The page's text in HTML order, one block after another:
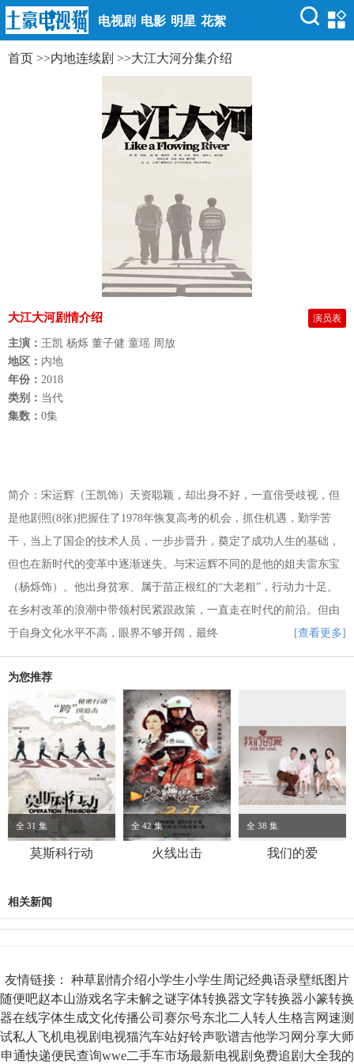
电视剧 电影 明星 花絮
首页 >>内地连续剧 >>大江大河分集介绍
大江大河剧情介绍 演员表
主演： 王凯 杨烁 董子健 童瑶 周放
地区： 内地
年份： 2018
类别： 当代
集数： 0集
简介：宋运辉（王凯饰）天资聪颖，却出身不好，一直倍受歧视，但
是他剧照(8张)把握住了1978年恢复高考的机会，抓住机遇，勤学苦
干，当上了国企的技术人员，一步步晋升，奠定了成功人生的基础，
但也在新时代的变革中逐渐迷失。与宋运辉不同的是他的姐夫雷东宝
（杨烁饰）。他出身贫寒、属于苗正根红的“大老粗”，行动力十足。
在乡村改革的浪潮中带领村民紧跟政策，一直走在时代的前沿。但由
于自身文化水平不高，眼界不够开阔，最终
[查看更多]
为您推荐
全 31 集
莫斯科行动
全 42 集
火线出击
全 38 集
我们的爱
相关新闻
友情链接： 种草剧情介绍小学生小学生周记经典语录壁纸图片
随便吧赵本山游戏名字未解之谜字体转换器文字转换器小篆转换
器在线字体生成文化传播公司 赛尔号东北二人转 人生格言网速测
试私人飞机电视剧 电视猫汽车站好铃声歌谱吉他学习网分享大师
申通快递便民查询wwe二手车市场最新电视剧 免费追剧大全我的